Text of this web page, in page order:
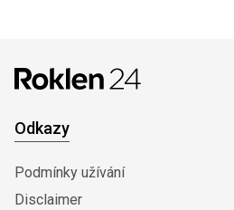
Odkazy
Podmínky užívání
Disclaimer